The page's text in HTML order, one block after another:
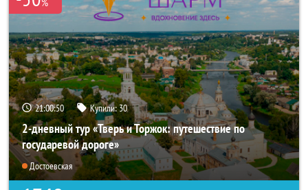
21:00:49 Купили:30
2-дневный тур «Тверь и Торжок: путешествие по
государевой дороге»
Достоевская